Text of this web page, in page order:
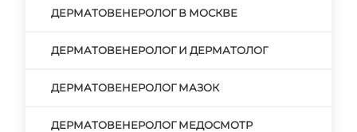
ДЕРМАТОВЕНЕРОЛОГ В МОСКВЕ
ДЕРМАТОВЕНЕРОЛОГ И ДЕРМАТОЛОГ
ДЕРМАТОВЕНЕРОЛОГ МАЗОК
ДЕРМАТОВЕНЕРОЛОГ МЕДОСМОТР